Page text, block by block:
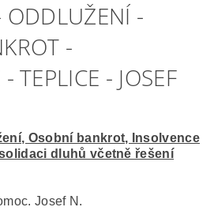
ODDLUŽENÍ -
-
TEPLICE - JOSEF
Osobní bankrot, Insolvence
dluhů včetně řešení
Josef N.